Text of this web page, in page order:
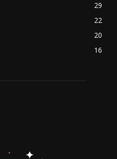
29
22
20
16